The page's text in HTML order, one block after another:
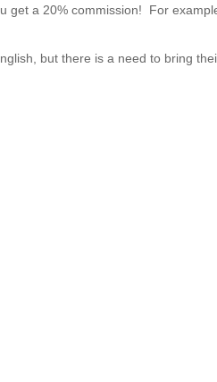
get a 20% commission! For
but there is a need to bring